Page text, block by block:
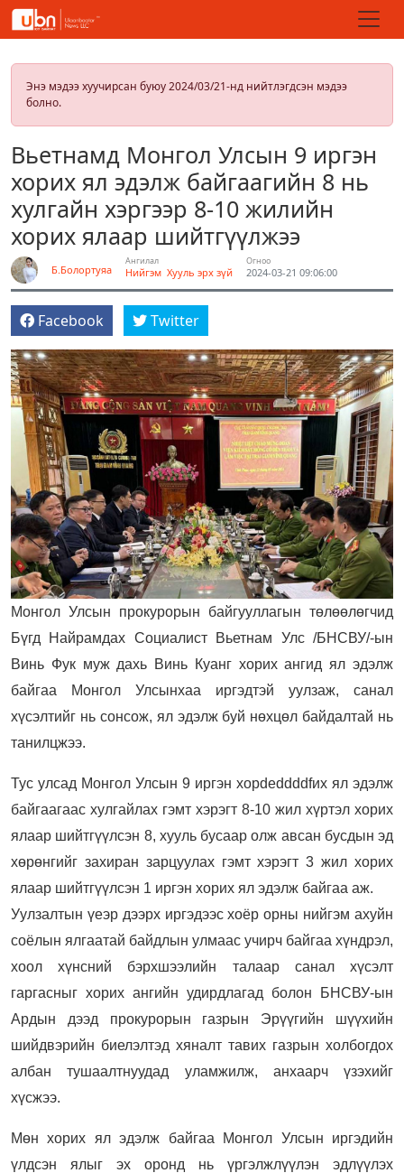
Энэ мэдээ хуучирсан буюу 2024/03/21-нд нийтлэгдсэн мэдээ
болно.
Вьетнамд Монгол Улсын 9 иргэн
хорих ял эдэлж байгаагийн 8 нь
хулгайн хэргээр 8-10 жилийн
хорих ялаар шийтгүүлжээ
Б.Болортуяа
Ангилал
Нийгэм Хууль эрх зүй
Огноо
2024-03-21 09:06:00
Facebook Twitter
Монгол Улсын прокурорын байгууллагын төлөөлөгчид
Бүгд Найрамдах Социалист Вьетнам Улс /БНСВУ/-ын
Винь Фук муж дахь Винь Куанг хорих ангид ял эдэлж
байгаа Монгол Улсынхаа иргэдтэй уулзаж, санал
хүсэлтийг нь сонсож, ял эдэлж буй нөхцөл байдалтай нь
танилцжээ.
Тус улсад Монгол Улсын 9 иргэн хорdeddddfих ял эдэлж
байгаагаас хулгайлах гэмт хэрэгт 8-10 жил хүртэл хорих
ялаар шийтгүүлсэн 8, хууль бусаар олж авсан бусдын эд
хөрөнгийг захиран зарцуулах гэмт хэрэгт 3 жил хорих
ялаар шийтгүүлсэн 1 иргэн хорих ял эдэлж байгаа аж.
Уулзалтын үеэр дээрх иргэдээс хоёр орны нийгэм ахуйн
соёлын ялгаатай байдлын улмаас учирч байгаа хүндрэл,
хоол хүнсний бэрхшээлийн талаар санал хүсэлт
гаргасныг хорих ангийн удирдлагад болон БНСВУ-ын
Ардын дээд прокурорын газрын Эрүүгийн шүүхийн
шийдвэрийн биелэлтэд хяналт тавих газрын холбогдох
албан тушаалтнуудад уламжилж, анхаарч үзэхийг
хүсжээ.
Мөн хорих ял эдэлж байгаа Монгол Улсын иргэдийн
үлдсэн ялыг эх оронд нь үргэлжлүүлэн эдлүүлэх